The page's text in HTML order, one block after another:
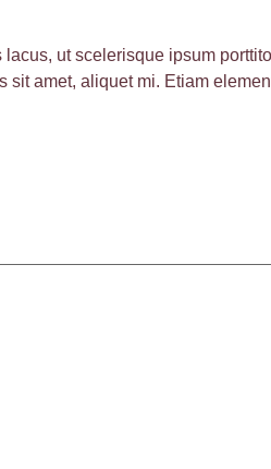
ut scelerisque ipsum
amet, aliquet mi. Etiam